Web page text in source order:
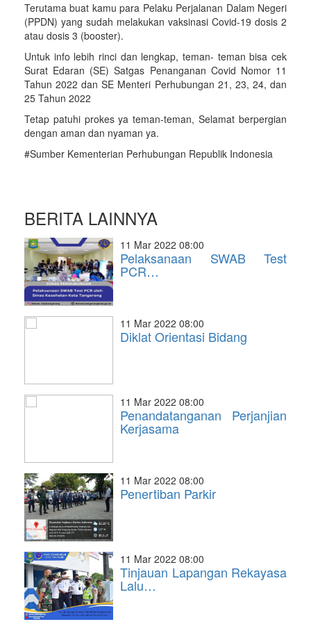
Terutama buat kamu para Pelaku Perjalanan Dalam Negeri
(PPDN) yang sudah melakukan vaksinasi Covid-19 dosis 2
atau dosis 3 (booster).
Untuk info lebih rinci dan lengkap, teman- teman bisa cek
Surat Edaran (SE) Satgas Penanganan Covid Nomor 11
Tahun 2022 dan SE Menteri Perhubungan 21, 23, 24, dan
25 Tahun 2022
Tetap patuhi prokes ya teman-teman, Selamat berpergian
dengan aman dan nyaman ya.
#Sumber Kementerian Perhubungan Republik Indonesia
BERITA LAINNYA
11 Mar 2022 08:00
Pelaksanaan SWAB Test
PCR…
11 Mar 2022 08:00
Diklat Orientasi Bidang
11 Mar 2022 08:00
Penandatanganan Perjanjian
Kerjasama
11 Mar 2022 08:00
Penertiban Parkir
11 Mar 2022 08:00
Tinjauan Lapangan Rekayasa
Lalu…